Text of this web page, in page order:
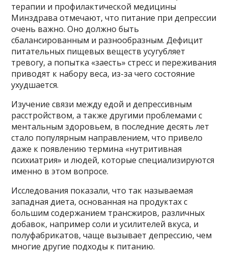
терапии и профилактической медицины
Минздрава отмечают, что питание при депрессии
очень важно. Оно должно быть
сбалансированным и разнообразным. Дефицит
питательных пищевых веществ усугубляет
тревогу, а попытка «заесть» стресс и переживания
приводят к набору веса, из-за чего состояние
ухудшается.
Изучение связи между едой и депрессивным
расстройством, а также другими проблемами с
ментальным здоровьем, в последние десять лет
стало популярным направлением, что привело
даже к появлению термина «нутритивная
психиатрия» и людей, которые специализируются
именно в этом вопросе.
Исследования показали, что так называемая
западная диета, основанная на продуктах с
большим содержанием трансжиров, различных
добавок, например соли и усилителей вкуса, и
полуфабрикатов, чаще вызывает депрессию, чем
многие другие подходы к питанию.